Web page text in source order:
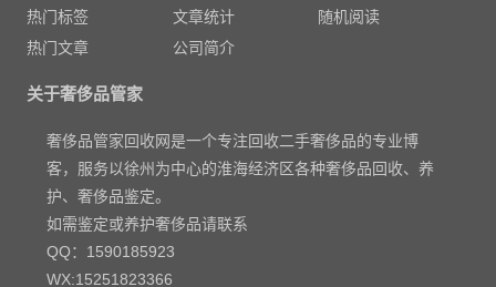
热门标签
文章统计
随机阅读
热门文章
公司简介
关于奢侈品管家
奢侈品管家回收网是一个专注回收二手奢侈品的专业博
客，服务以徐州为中心的淮海经济区各种奢侈品回收、养
护、奢侈品鉴定。
如需鉴定或养护奢侈品请联系
QQ：1590185923
WX:15251823366